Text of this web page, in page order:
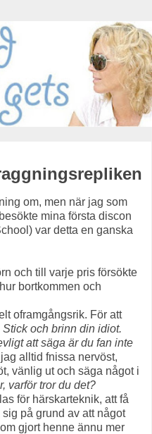
om, men när jag som
mina första discon
var detta en ganska
och till varje pris försökte
bortkommen och
oframgångsrik. För att
Stick och brinn din idiot.
att säga är du fan inte
alltid fnissa nervöst,
vänlig ut och säga något i
varför tror du det?
för härskarteknik, att få
på grund av att något
gjort henne ännu mer